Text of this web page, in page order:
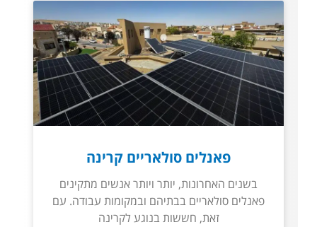
פאנלים סולאריים קרינה
בשנים האחרונות, יותר ויותר אנשים מתקינים
פאנלים סולאריים בבתיהם ובמקומות עבודה. עם
זאת, חששות בנוגע לקרינה